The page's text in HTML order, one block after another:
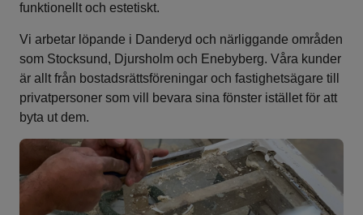
funktionellt och estetiskt.
Vi arbetar löpande i Danderyd och närliggande områden
som Stocksund, Djursholm och Enebyberg. Våra kunder
är allt från bostadsrättsföreningar och fastighetsägare till
privatpersoner som vill bevara sina fönster istället för att
byta ut dem.